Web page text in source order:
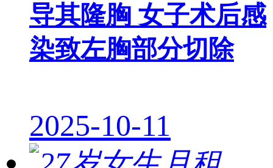
导其隆胸 女子术后感
染致左胸部分切除
2025-10-11